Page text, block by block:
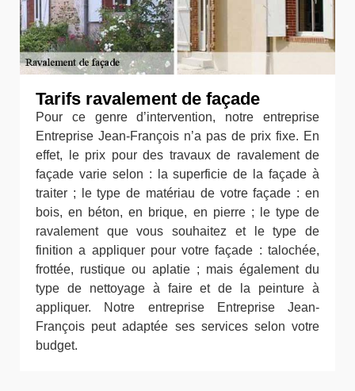
Tarifs ravalement de façade
Pour ce genre d’intervention, notre entreprise
Entreprise Jean-François n’a pas de prix fixe. En
effet, le prix pour des travaux de ravalement de
façade varie selon : la superficie de la façade à
traiter ; le type de matériau de votre façade : en
bois, en béton, en brique, en pierre ; le type de
ravalement que vous souhaitez et le type de
finition a appliquer pour votre façade : talochée,
frottée, rustique ou aplatie ; mais également du
type de nettoyage à faire et de la peinture à
appliquer. Notre entreprise Entreprise Jean-
François peut adaptée ses services selon votre
budget.